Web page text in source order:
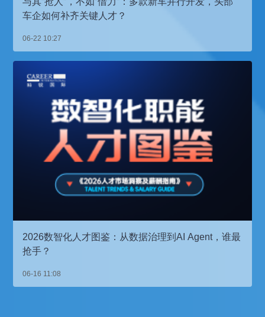
车企如何补齐关键人才？
06-22 10:27
2026数智化人才图鉴：从数据治理到AI Agent，谁最
抢手？
06-16 11:08